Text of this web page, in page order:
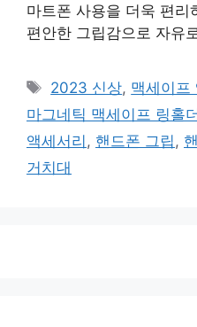
마트폰 사용을 더욱 편
편안한 그립감으로 자유
태
그
2023 신상, 맥세이프
마그네틱 맥세이프 링홀
액세서리 , 핸드폰 그립 ,
거치대